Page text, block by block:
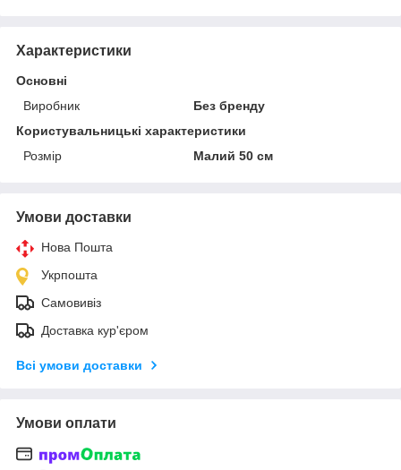
Характеристики
Основні
Виробник
Без бренду
Користувальницькі характеристики
Розмір
Малий 50 см
Умови доставки
Нова Пошта
Укрпошта
Самовивіз
Доставка кур'єром
Всі умови доставки
Умови оплати